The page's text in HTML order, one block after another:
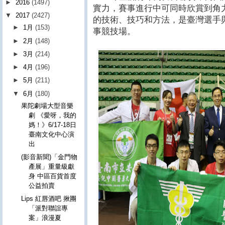
實力，賽事進行中可同時欣賞到
的技術、技巧和方法，是臺灣選
事競技場。
► 2016 (1497)
▼ 2017 (2427)
► 1月(153)
► 2月(148)
►3月(214)
►4月(196)
►5月(211)
▼6月(180)
果陀劇場大型音樂
劇 《愛呀，我的
媽！》6/17-18日
臺南文化中心演
出
(影音新聞)「金門物
產展」重量級獻
身 中區百貨首度
公益拍賣
Lips 紅唇酒吧 揪團
「派對聯誼專
案」浪漫夏